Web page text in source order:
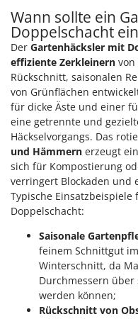
Snapper
Solidur
Spice Electronics
Spiralmac
Spring Protezione
Spyro
Stanley
Stiga
Stocker
Tecla
TecnoGen
Tellarini Pompe
Wann sollte ein
Doppelschacht
Der Gartenhäcksler mit
effiziente Zerkleinern von
Rückschnitt, saisonalen
von Grünflächen
für dicke Äste und einer
eine getrennte und
Häckselvorgangs. Das
und Hämmern erzeugt ein
sich für Kompostierung
verringert Blockaden und
Typische
Doppelschacht:
Saisonale
feinem Schnittgut
Winterschnitt, da
Durchmessern
werden können;
Rückschnitt von